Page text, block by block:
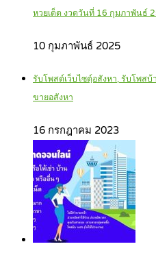
หวยเด็ด งวดวันที่ 16 กุมภาพันธ์
10 กุมภาพันธ์ 2025
รับโพสต์เว็บไซตฺ์อสังหา, รับโพส
ขายอสังหา
16 กรกฎาคม 2023